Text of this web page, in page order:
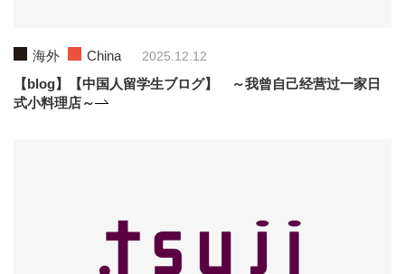
海外 China 2025.12.12
【blog】【中国人留学生ブログ】 ～我曾自己经营过一家日
式小料理店～